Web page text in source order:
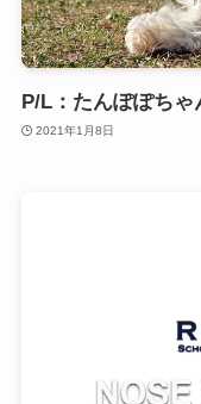
P/L：たんぽぽちゃ
2021年1月8日